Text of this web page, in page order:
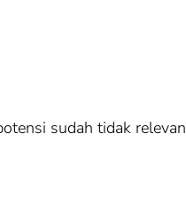
sudah tidak relevan